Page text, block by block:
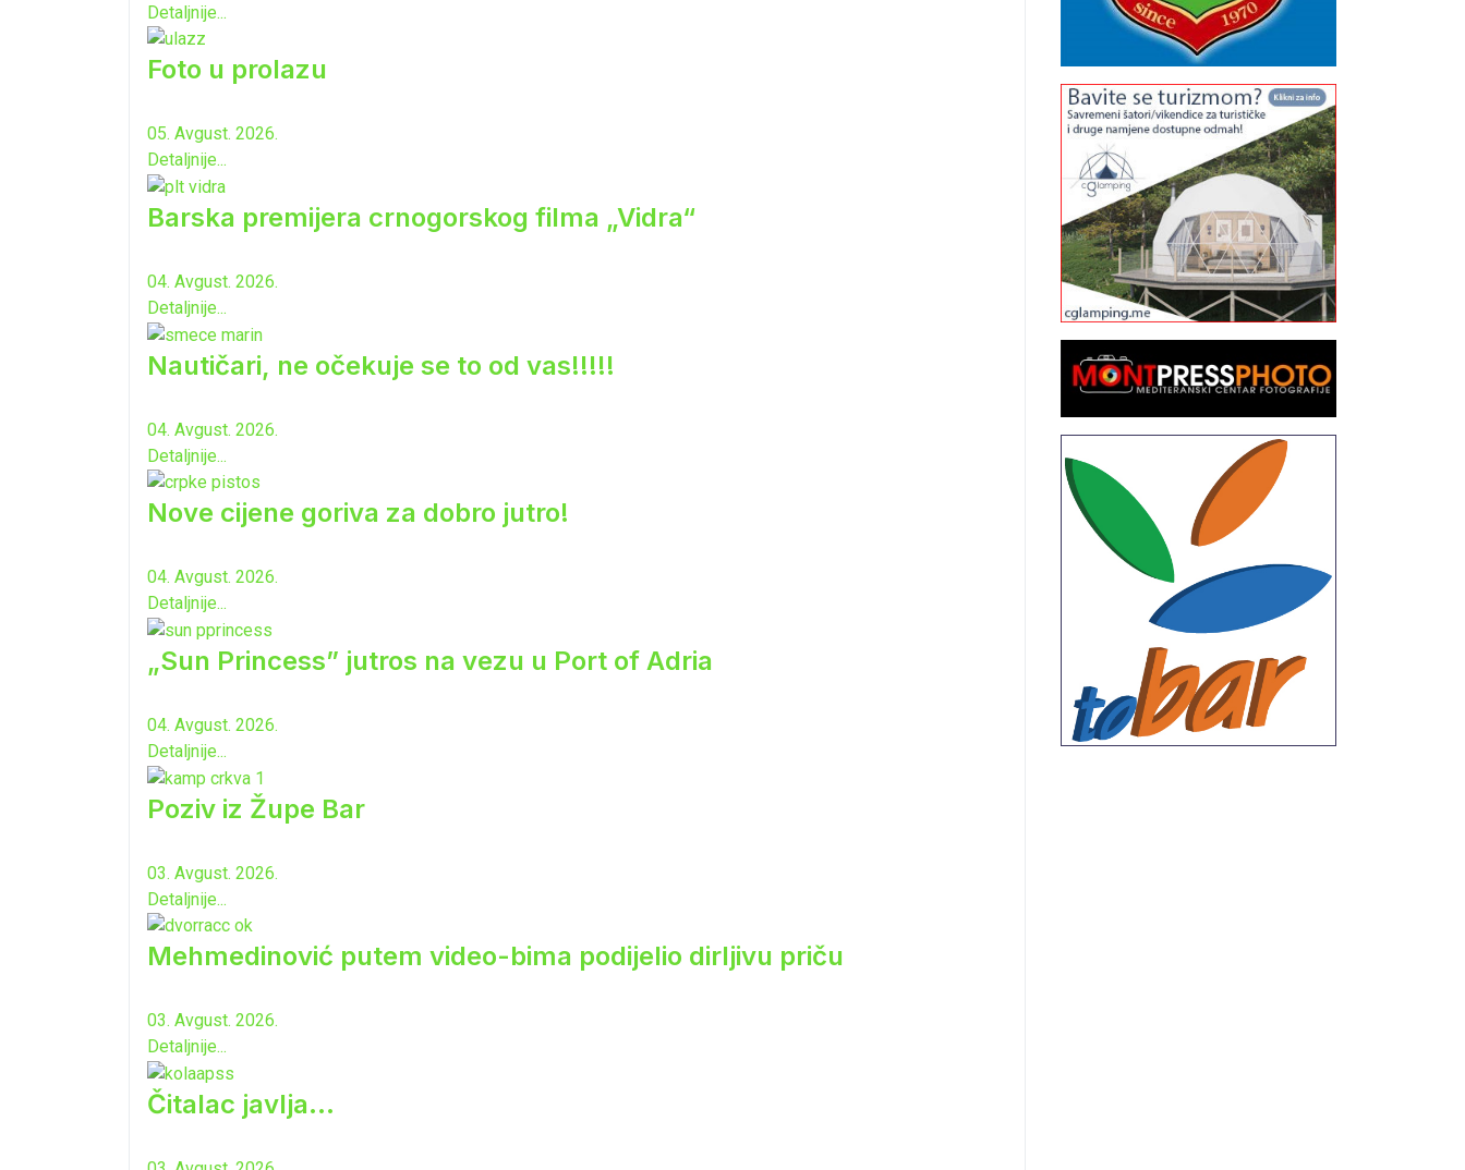
Detaljnije...
Foto u prolazu
05. Avgust. 2026.
Detaljnije...
Barska premijera crnogorskog filma „Vidra“
04. Avgust. 2026.
Detaljnije...
Nautičari, ne očekuje se to od vas!!!!!
04. Avgust. 2026.
Detaljnije...
Nove cijene goriva za dobro jutro!
04. Avgust. 2026.
Detaljnije...
„Sun Princess” jutros na vezu u Port of Adria
04. Avgust. 2026.
Detaljnije...
Poziv iz Župe Bar
03. Avgust. 2026.
Detaljnije...
Mehmedinović putem video-bima podijelio dirljivu priču
03. Avgust. 2026.
Detaljnije...
Čitalac javlja...